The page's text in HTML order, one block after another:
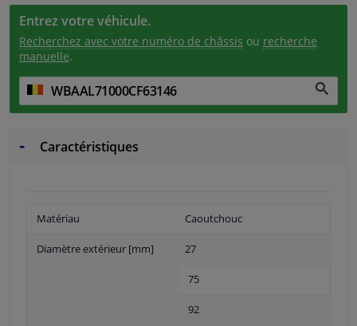
Entrez votre véhicule.
Recherchez avec votre numéro de châssis ou recherche
manuelle.
Caractéristiques
Matériau Caoutchouc
Diamètre extérieur [mm] 27
75
92